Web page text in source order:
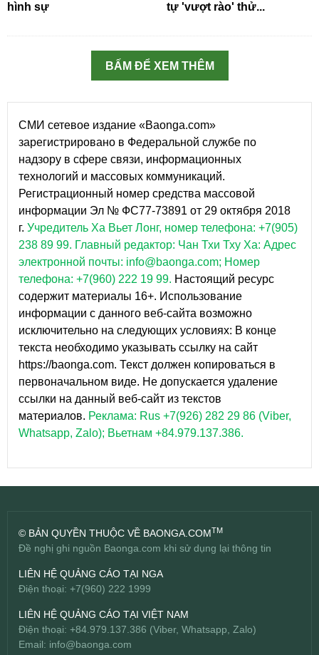
hình sự
tự 'vượt rào' thử...
BẤM ĐỂ XEM THÊM
СМИ сетевое издание «Baonga.com»
зарегистрировано в Федеральной службе по
надзору в сфере связи, информационных
технологий и массовых коммуникаций.
Регистрационный номер средства массовой
информации Эл № ФС77-73891 от 29 октября 2018
г. Учредитель Ха Вьет Лонг, номер телефона: +7(905)
238 89 99. Главный редактор: Чан Тхи Тху Ха: Адрес
электронной почты: info@baonga.com; Номер
телефона: +7(960) 222 19 99. Настоящий ресурс
содержит материалы 16+. Использование
информации с данного веб-сайта возможно
исключительно на следующих условиях: В конце
текста необходимо указывать ссылку на сайт
https://baonga.com. Текст должен копироваться в
первоначальном виде. Не допускается удаление
ссылки на данный веб-сайт из текстов
материалов. Реклама: Rus +7(926) 282 29 86 (Viber,
Whatsapp, Zalo); Вьетнам +84.979.137.386.
© BẢN QUYỀN THUỘC VỀ BAONGA.COMTM
Đề nghị ghi nguồn Baonga.com khi sử dụng lại thông tin
LIÊN HỆ QUẢNG CÁO TẠI NGA
Điện thoại: +7(960) 222 1999
LIÊN HỆ QUẢNG CÁO TẠI VIỆT NAM
Điện thoại: +84.979.137.386 (Viber, Whatsapp, Zalo)
Email: info@baonga.com